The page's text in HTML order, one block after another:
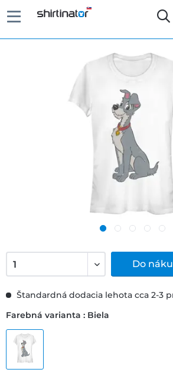
Štandardná dodacia lehota cca 2-3
Farebná varianta : Biela
Do